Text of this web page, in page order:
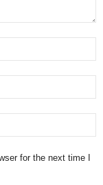
for the next time I